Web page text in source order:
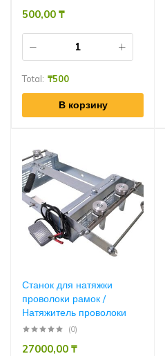
500,00 ₸
Total: ₸500
В корзину
Станок для натяжки
проволоки рамок /
Натяжитель проволоки
(0)
27000,00 ₸